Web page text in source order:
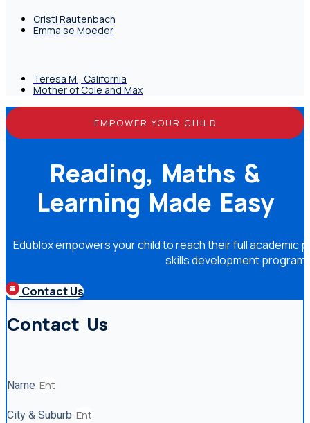
Cristi Rautenbach
Emma se Moeder
Teresa M., California
Mother of Cole and Max
EMPOWER YOUR CHILD
Reading, Maths &
Learning Made Easy
Edublox empowers your child to reach their full academic
skills development
Contact Us
Contact Us
Name
City & Suburb